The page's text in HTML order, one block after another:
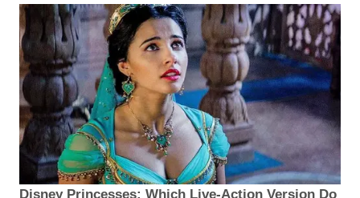
Disney Princesses: Which Live-Action Version Do